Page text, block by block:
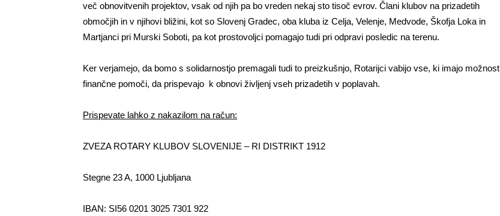
več obnovitvenih projektov, vsak od njih pa bo vreden nekaj sto tisoč evrov. Člani klubov na prizadetih
območjih in v njihovi bližini, kot so Slovenj Gradec, oba kluba iz Celja, Velenje, Medvode, Škofja Loka in
Martjanci pri Murski Soboti, pa kot prostovoljci pomagajo tudi pri odpravi posledic na terenu.
Ker verjamejo, da bomo s solidarnostjo premagali tudi to preizkušnjo, Rotarijci vabijo vse, ki imajo možnost
finančne pomoči, da prispevajo k obnovi življenj vseh prizadetih v poplavah.
Prispevate lahko z nakazilom na račun:
ZVEZA ROTARY KLUBOV SLOVENIJE – RI DISTRIKT 1912
Stegne 23 A, 1000 Ljubljana
IBAN: SI56 0201 3025 7301 922